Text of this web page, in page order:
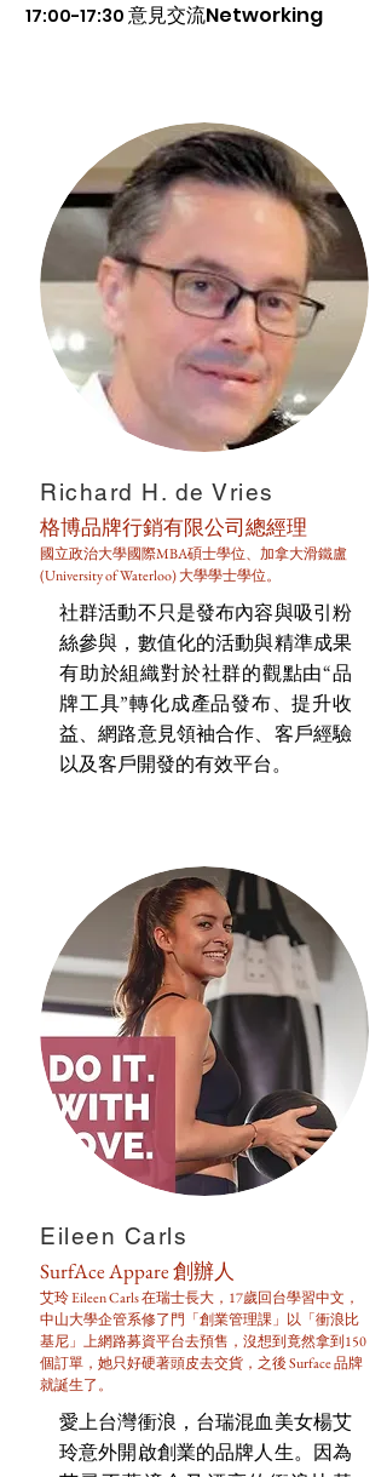
17:00-17:30 意見交流Networking
Richard H. de Vries
格博品牌行銷有限公司總經理
國立政治大學國際MBA碩士學位、加拿大滑鐵盧
(University of Waterloo) 大學學士學位。
社群活動不只是發布內容與吸引粉
絲參與，數值化的活動與精準成果
有助於組織對於社群的觀點由“品
牌工具”轉化成產品發布、提升收
益、網路意見領袖合作、客戶經驗
以及客戶開發的有效平台。
Eileen Carls
SurfAce Appare 創辦人
艾玲 Eileen Carls 在瑞士長大，17歲回台學習中文，
中山大學企管系修了門「創業管理課」以「衝浪比
基尼」上網路募資平台去預售，沒想到竟然拿到150
個訂單，她只好硬著頭皮去交貨，之後 Surface 品牌
就誕生了。
愛上台灣衝浪，台瑞混血美女楊艾
玲意外開啟創業的品牌人生。因為